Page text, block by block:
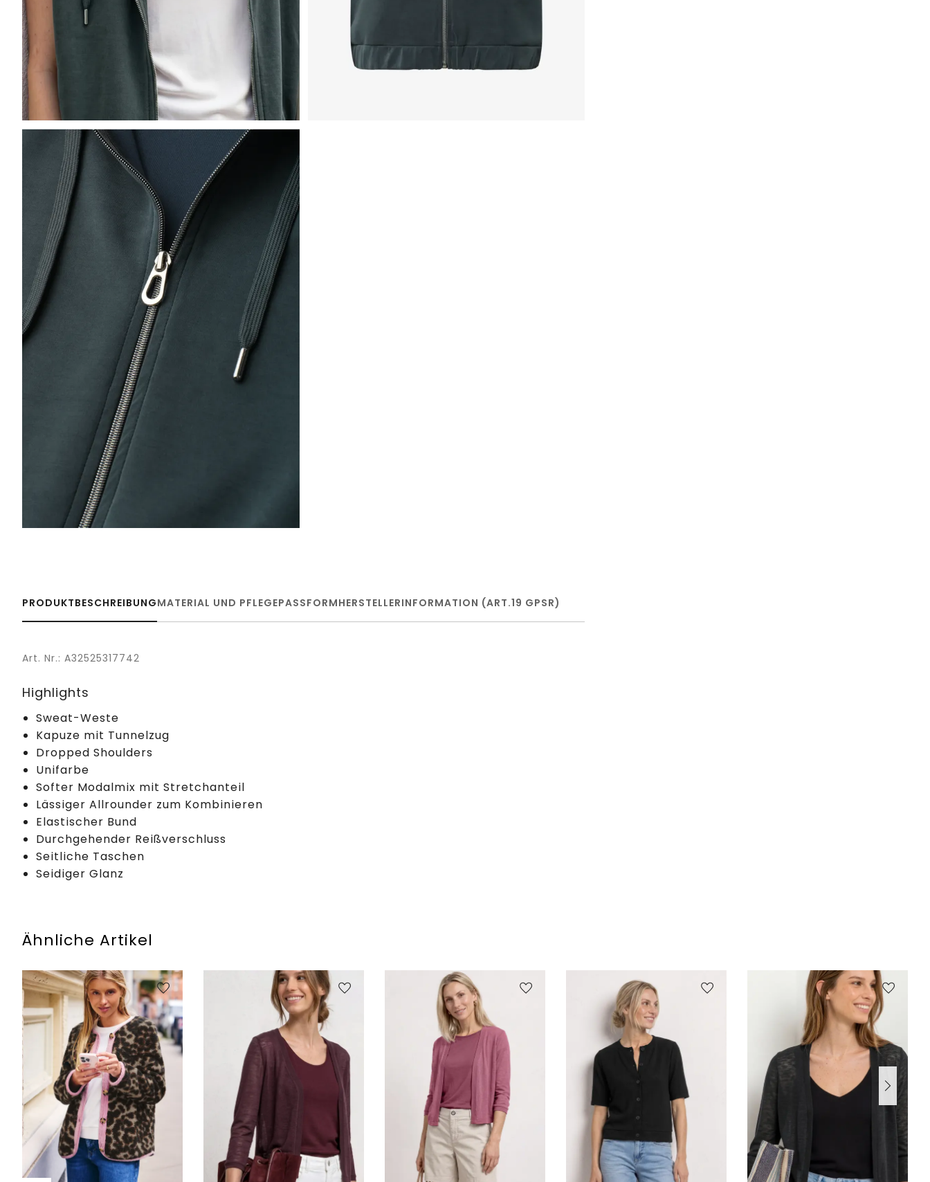
PRODUKTBESCHREIBUNGMATERIAL UND PFLEGEPASSFORMHERSTELLERINFORMATION (ART.19 GPSR)
Art. Nr.: A32525317742
Highlights
Sweat-Weste
Kapuze mit Tunnelzug
Dropped Shoulders
Unifarbe
Softer Modalmix mit Stretchanteil
Lässiger Allrounder zum Kombinieren
Elastischer Bund
Durchgehender Reißverschluss
Seitliche Taschen
Seidiger Glanz
Ähnliche Artikel